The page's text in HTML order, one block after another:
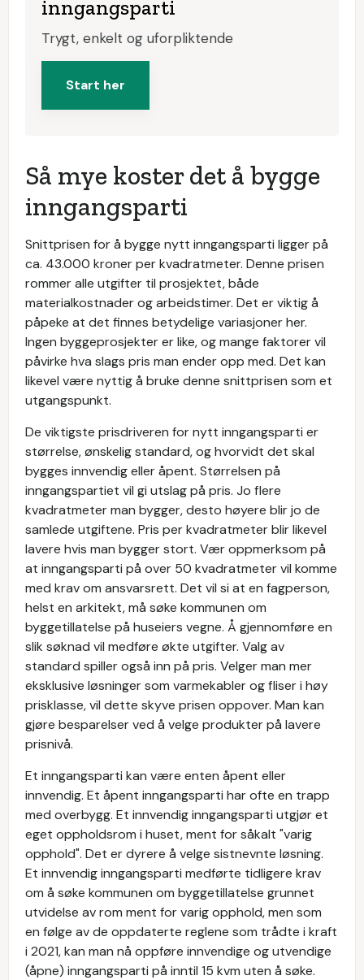
inngangsparti
Trygt, enkelt og uforpliktende
Start her
Så mye koster det å bygge
inngangsparti
Snittprisen for å bygge nytt inngangsparti ligger på
ca. 43.000 kroner per kvadratmeter. Denne prisen
rommer alle utgifter til prosjektet, både
materialkostnader og arbeidstimer. Det er viktig å
påpeke at det finnes betydelige variasjoner her.
Ingen byggeprosjekter er like, og mange faktorer vil
påvirke hva slags pris man ender opp med. Det kan
likevel være nyttig å bruke denne snittprisen som et
utgangspunkt.
De viktigste prisdriveren for nytt inngangsparti er
størrelse, ønskelig standard, og hvorvidt det skal
bygges innvendig eller åpent. Størrelsen på
inngangspartiet vil gi utslag på pris. Jo flere
kvadratmeter man bygger, desto høyere blir jo de
samlede utgiftene. Pris per kvadratmeter blir likevel
lavere hvis man bygger stort. Vær oppmerksom på
at inngangsparti på over 50 kvadratmeter vil komme
med krav om ansvarsrett. Det vil si at en fagperson,
helst en arkitekt, må søke kommunen om
byggetillatelse på huseiers vegne. Å gjennomføre en
slik søknad vil medføre økte utgifter. Valg av
standard spiller også inn på pris. Velger man mer
eksklusive løsninger som varmekabler og fliser i høy
prisklasse, vil dette skyve prisen oppover. Man kan
gjøre besparelser ved å velge produkter på lavere
prisnivå.
Et inngangsparti kan være enten åpent eller
innvendig. Et åpent inngangsparti har ofte en trapp
med overbygg. Et innvendig inngangsparti utgjør et
eget oppholdsrom i huset, ment for såkalt "varig
opphold". Det er dyrere å velge sistnevnte løsning.
Et innvendig inngangsparti medførte tidligere krav
om å søke kommunen om byggetillatelse grunnet
utvidelse av rom ment for varig opphold, men som
en følge av de oppdaterte reglene som trådte i kraft
i 2021, kan man nå oppføre innvendige og utvendige
(åpne) inngangsparti på inntil 15 kvm uten å søke.